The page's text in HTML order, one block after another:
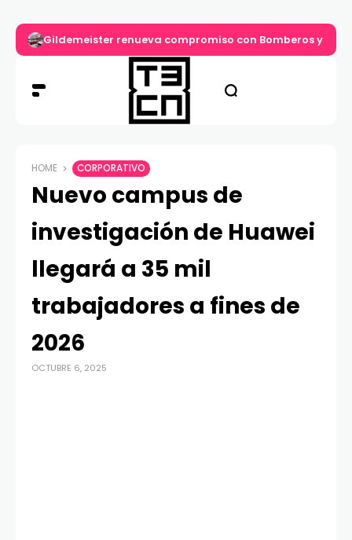
Gildemeister renueva compromiso con Bomberos y
HOME CORPORATIVO
Nuevo campus de
investigación de Huawei
llegará a 35 mil
trabajadores a fines de
2026
OCTUBRE 6, 2025